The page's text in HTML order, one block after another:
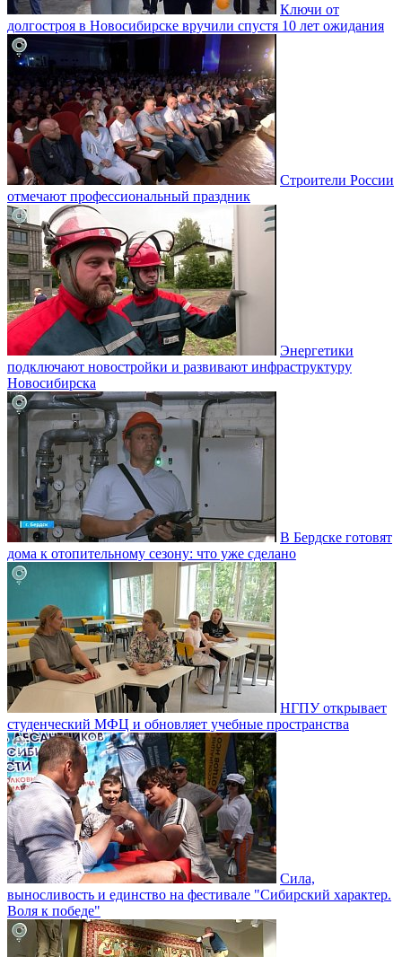
Ключи от
долгостроя в Новосибирске вручили спустя 10 лет ожидания
Строители России
отмечают профессиональный праздник
Энергетики
подключают новостройки и развивают инфраструктуру
Новосибирска
В Бердске готовят
дома к отопительному сезону: что уже сделано
НГПУ открывает
студенческий МФЦ и обновляет учебные пространства
Сила,
выносливость и единство на фестивале "Сибирский характер.
Воля к победе"